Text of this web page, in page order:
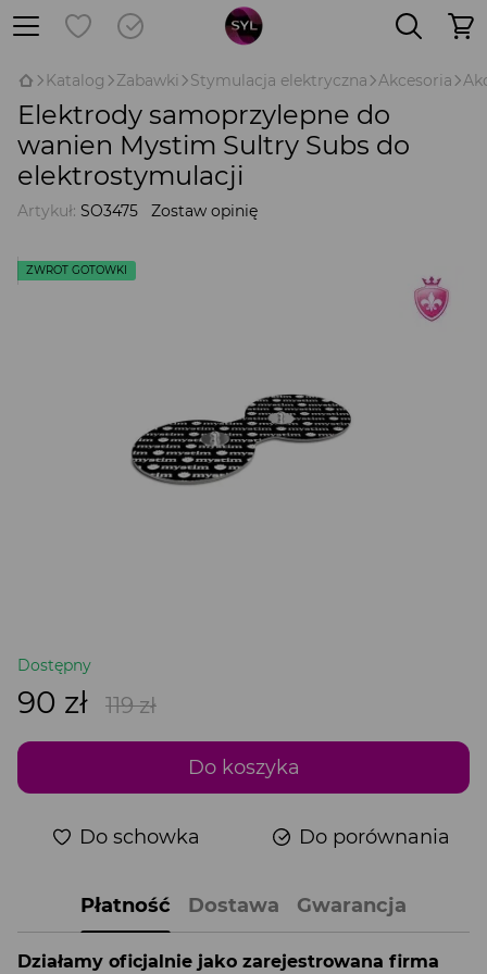
Katalog Zabawki Stymulacja elektryczna Akcesoria
Elektrody samoprzylepne do
wanien Mystim Sultry Subs do
elektrostymulacji
Artykuł: SO3475 Zostaw opinię
ZWROT GOTÓWKI
Dostępny
90 zł 119 zł
Do koszyka
Do schowka Do porównania
Płatność Dostawa Gwarancja
Działamy oficjalnie jako zarejestrowana firma